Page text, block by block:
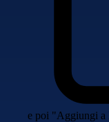
e poi "Aggiungi a